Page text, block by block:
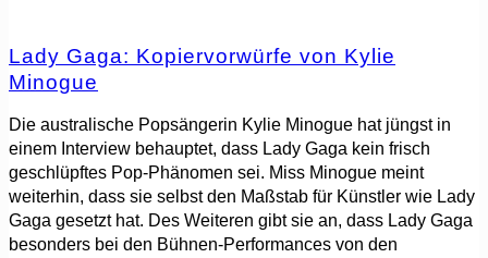
Lady Gaga: Kopiervorwürfe von Kylie
Minogue
Die australische Popsängerin Kylie Minogue hat jüngst in
einem Interview behauptet, dass Lady Gaga kein frisch
geschlüpftes Pop-Phänomen sei. Miss Minogue meint
weiterhin, dass sie selbst den Maßstab für Künstler wie Lady
Gaga gesetzt hat. Des Weiteren gibt sie an, dass Lady Gaga
besonders bei den Bühnen-Performances von den